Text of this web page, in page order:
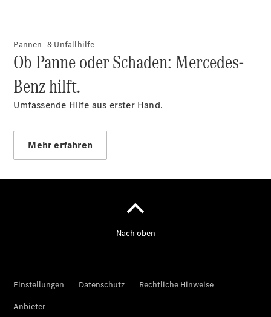
Übersicht
Reparatur
Service &
Garantie
Ersatzteile
Accessories
Betriebsanleitungen
Pannen- & Unfallhilfe
Ob Panne oder Schaden: Mercedes-
Benz hilft.
Umfassende Hilfe aus erster Hand.
Mehr erfahren